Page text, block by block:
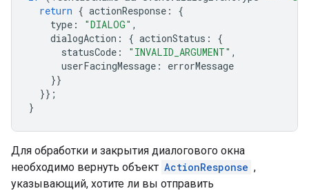
return { actionResponse :
{
type : "DIALOG" ,
dialogAction : { actionStatus :
{
statusCode : "INVALID_ARGUMENT" ,
userFacingMessage :
errorMessage
}}
}};
}
Для обработки и закрытия диалогового окна
необходимо вернуть объект ActionResponse ,
указывающий, хотите ли вы отправить